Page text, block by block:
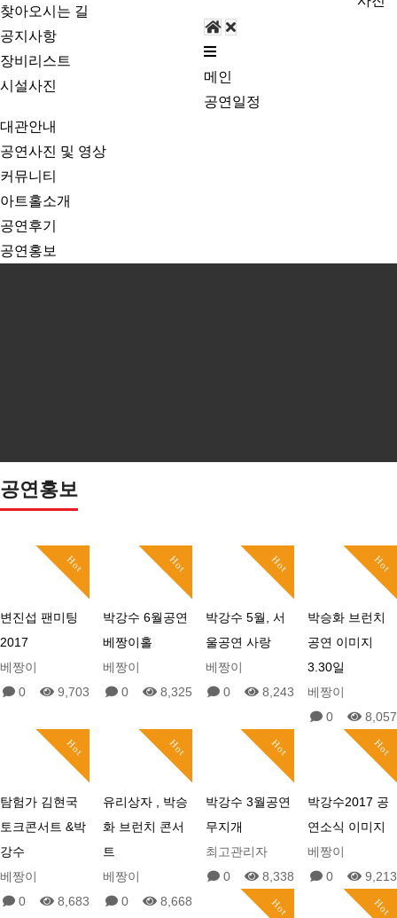
찾아오시는 길
공지사항
장비리스트
시설사진
메인
공연일정
대관안내
공연사진 및 영상
커뮤니티
아트홀소개
공연후기
공연홍보
공연홍보
Hot
변진섭 팬미팅
2017
베짱이
0
9,703
Hot
박강수 6월공연
베짱이홀
베짱이
0
8,325
Hot
박강수 5월, 서
울공연 사랑
베짱이
0
8,243
Hot
박승화 브런치
공연 이미지
3.30일
베짱이
0
8,057
Hot
탐험가 김현국
토크콘서트 &박
강수
베짱이
0
8,683
Hot
유리상자 , 박승
화 브런치 콘서
트
베짱이
0
8,668
Hot
박강수 3월공연
무지개
최고관리자
0
8,338
Hot
박강수2017 공
연소식 이미지
베짱이
0
9,213
Hot Hot